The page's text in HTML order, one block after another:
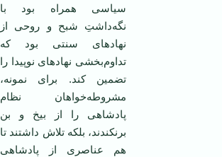
سیاسی همراه بود با
نگه‌داشتِ شبح و روحی از
نهاد‌های سنتی بود که
تداوم‌بخشی نهاد‌های نوپیدا را
تضمین کند. برای نمونه،
مشروطه‌خواهان نظام
پادشاهی را از بیخ و بن
برنکندند، بلکه تلاش داشتند تا
هم عناصری از پادشاهی